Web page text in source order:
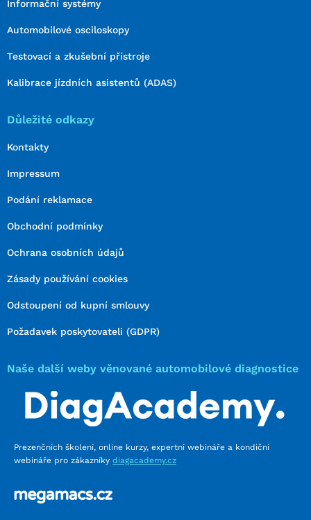
Informační systémy
Automobilové osciloskopy
Testovací a zkušební přístroje
Kalibrace jízdních asistentů (ADAS)
Důležité odkazy
Kontakty
Impressum
Podání reklamace
Obchodní podmínky
Ochrana osobních údajů
Zásady používání cookies
Odstoupení od kupní smlouvy
Požadavek poskytovateli (GDPR)
Naše další weby věnované automobilové diagnostice
Prezenčních školení, online kurzy, expertní webináře a kondiční
webináře pro zákazníky diagacademy.cz